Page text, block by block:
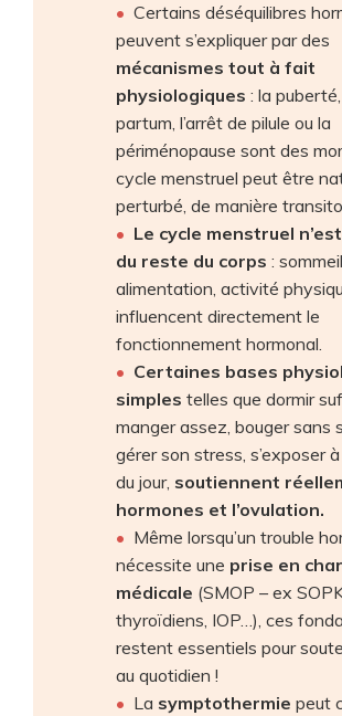
Certains déséquilibres
peuvent s’expliquer par des
mécanismes tout à fait
physiologiques : la
partum, l’arrêt de pilule ou la
périménopause sont des
cycle menstruel peut être
perturbé, de manière
Le cycle menstruel
du reste du corps :
alimentation, activité
influencent directement le
fonctionnement hormonal.
Certaines bases
simples telles que dormir
manger assez, bouger sans
gérer son stress, s’exposer
du jour, soutiennent
hormones et l’ovulation.
Même lorsqu’un trouble
nécessite une prise en
médicale (SMOP – ex
thyroïdiens, IOP…), ces
restent essentiels pour
au quotidien !
La symptothermie peut